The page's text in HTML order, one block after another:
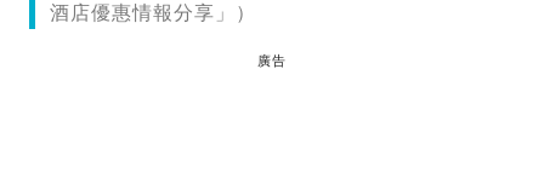
酒店優惠情報分享」）
廣告